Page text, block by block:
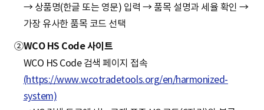
→ 상품명(한글 또는 영문) 입력 → 품목 설명과 세율 확인 →
가장 유사한 품목 코드 선택
②WCO HS Code 사이트
WCO HS Code 검색 페이지 접속
(https://www.wcotradetools.org/en/harmonized-
system)